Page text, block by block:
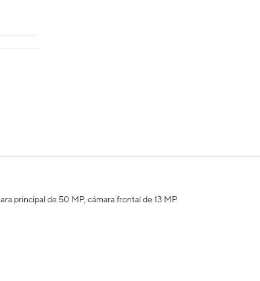
principal de 50 MP, cámara frontal de 13 MP